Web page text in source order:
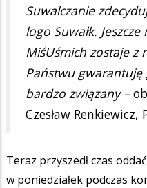
Suwalczanie
logo Suwałk.
MiśUśmich zostaje z
Państwu gwarantuję
bardzo związany –
Czesław Renkiewicz,
Teraz przyszedł czas
w poniedziałek podczas